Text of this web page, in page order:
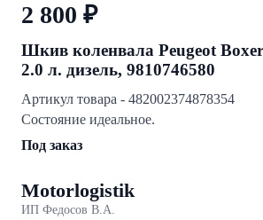
2 800 ₽
Шкив коленвала Peugeot
2.0 л. дизель, 9810746580
Артикул товара - 482002374878354
Состояние идеальное.
Под заказ
Motorlogistik
ИП Федосов В.А.